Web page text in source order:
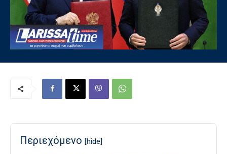
Περιεχόμενο [hide]